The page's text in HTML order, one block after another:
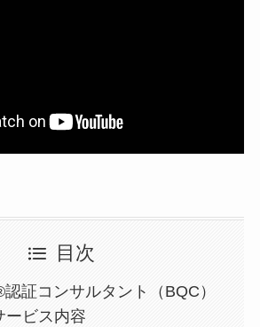
目次
証コンサルタント（BQC）
ービス内容